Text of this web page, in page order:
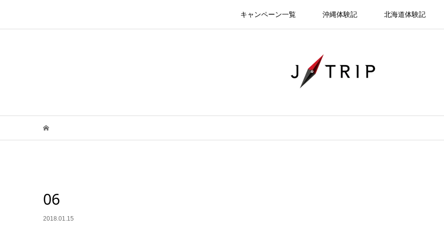
キャンペーン一覧 沖縄体験記 北海道体験記
06
2018.01.15